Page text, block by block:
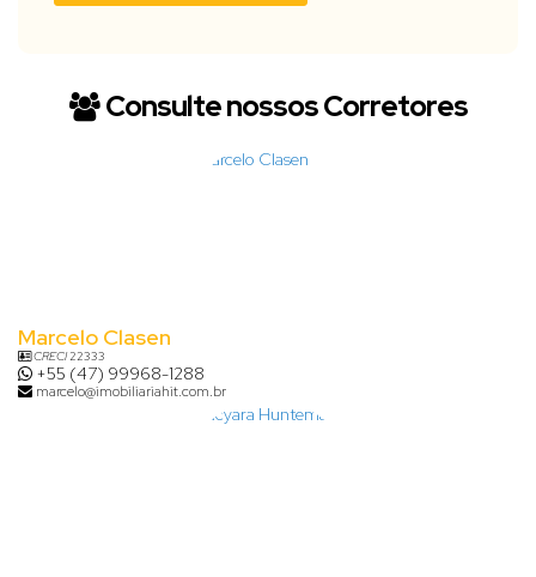
Consulte nossos Corretores
Marcelo Clasen
CRECI22333
+55 (47) 99968-1288
marcelo@imobiliariahit.com.br